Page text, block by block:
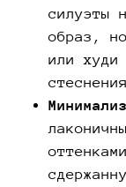
силуэты
образ,
или худи